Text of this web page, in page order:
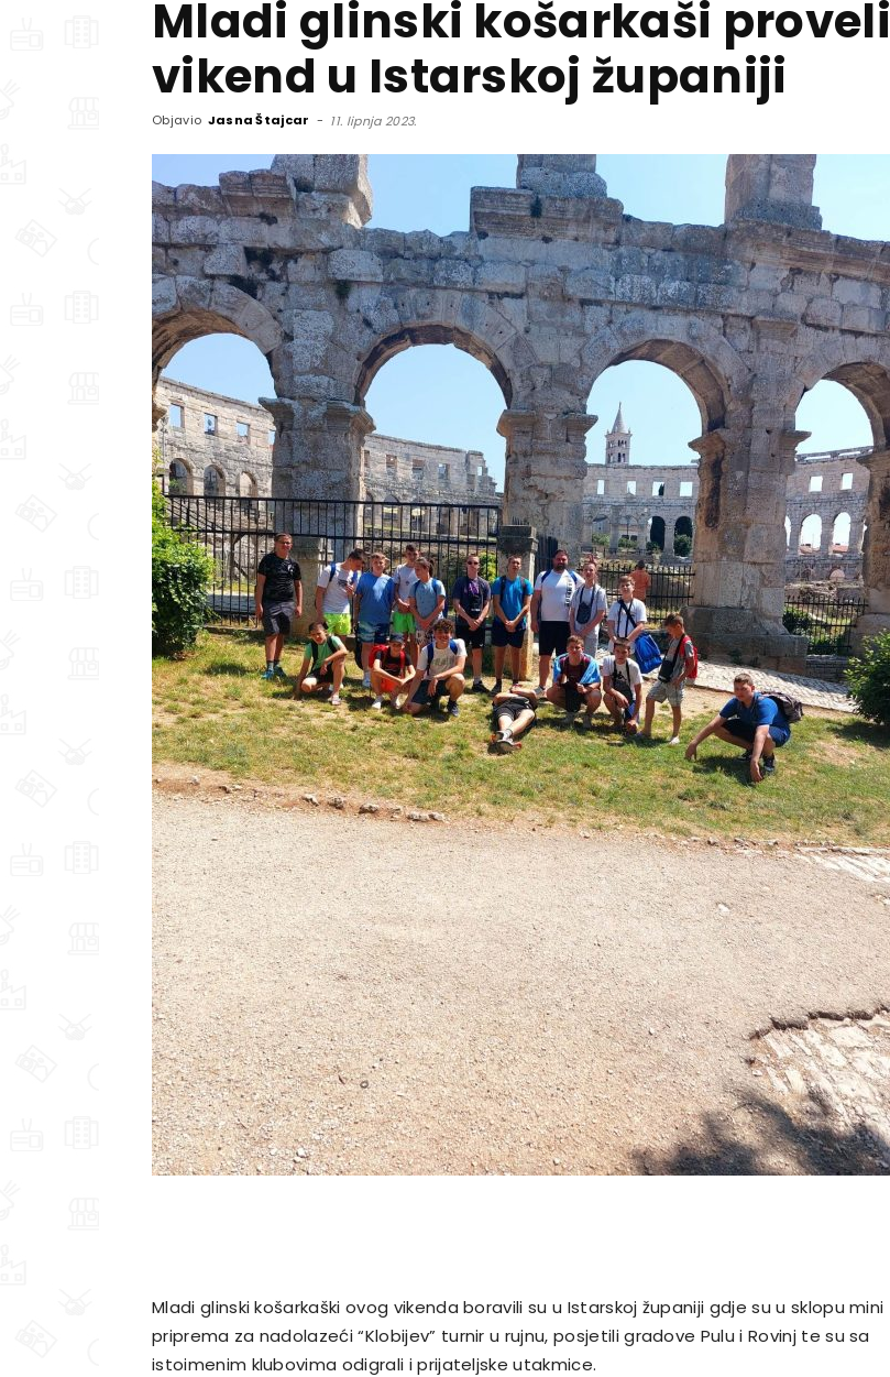
Mladi glinski košarkaši proveli
vikend u Istarskoj županiji
Objavio Jasna Štajcar - 11. lipnja 2023.
Mladi glinski košarkaški ovog vikenda boravili su u Istarskoj županiji gdje su u sklopu mini
priprema za nadolazeći “Klobijev” turnir u rujnu, posjetili gradove Pulu i Rovinj te su sa
istoimenim klubovima odigrali i prijateljske utakmice.